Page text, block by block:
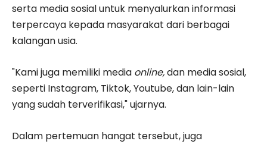
serta media sosial untuk menyalurkan informasi
terpercaya kepada masyarakat dari berbagai
kalangan usia.
"Kami juga memiliki media online,dan media sosial,
seperti Instagram, Tiktok, Youtube, dan lain-lain
yang sudah terverifikasi," ujarnya.
Dalam pertemuan hangat tersebut, juga